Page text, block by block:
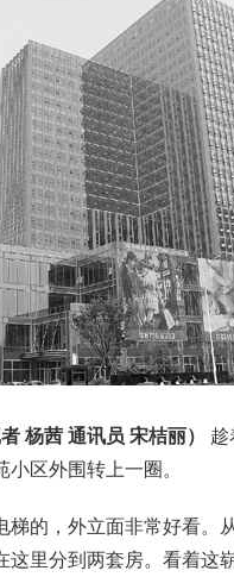
杨茜 通讯员 宋桔丽） 趁
区外围转上一圈。
的，外立面非常好看。
这里分到两套房。看着这